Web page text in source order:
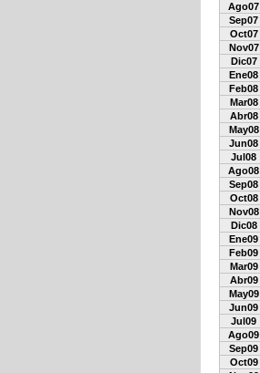
Ago07
Sep07
Oct07
Nov07
Dic07
Ene08
Feb08
Mar08
Abr08
May08
Jun08
Jul08
Ago08
Sep08
Oct08
Nov08
Dic08
Ene09
Feb09
Mar09
Abr09
May09
Jun09
Jul09
Ago09
Sep09
Oct09